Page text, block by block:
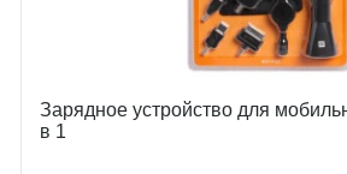
Зарядное устройство для
в 1